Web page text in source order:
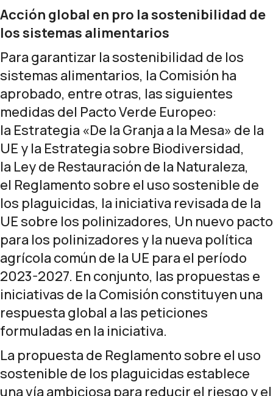
Acción global en pro la sostenibilidad de
los sistemas alimentarios
Para garantizar la sostenibilidad de los
sistemas alimentarios, la Comisión ha
aprobado, entre otras, las siguientes
medidas del Pacto Verde Europeo:
la Estrategia «De la Granja a la Mesa» de la
UE y la Estrategia sobre Biodiversidad,
la Ley de Restauración de la Naturaleza,
el Reglamento sobre el uso sostenible de
los plaguicidas, la iniciativa revisada de la
UE sobre los polinizadores, Un nuevo pacto
para los polinizadores y la nueva política
agrícola común de la UE para el período
2023-2027. En conjunto, las propuestas e
iniciativas de la Comisión constituyen una
respuesta global a las peticiones
formuladas en la iniciativa.
La propuesta de Reglamento sobre el uso
sostenible de los plaguicidas establece
una vía ambiciosa para reducir el riesgo y el